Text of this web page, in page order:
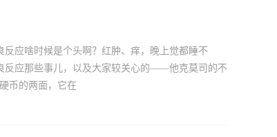
应啥时候是个头啊？红肿、痒，晚上觉都睡不
反应那些事儿，以及大家较关心的——他克莫司的不
币的两面，它在